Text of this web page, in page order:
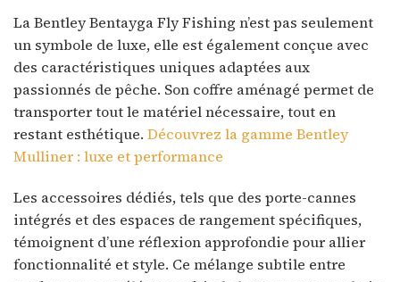
La Bentley Bentayga Fly Fishing n’est pas seulement
un symbole de luxe, elle est également conçue avec
des caractéristiques uniques adaptées aux
passionnés de pêche. Son coffre aménagé permet de
transporter tout le matériel nécessaire, tout en
restant esthétique. Découvrez la gamme Bentley
Mulliner : luxe et performance
Les accessoires dédiés, tels que des porte-cannes
intégrés et des espaces de rangement spécifiques,
témoignent d’une réflexion approfondie pour allier
fonctionnalité et style. Ce mélange subtile entre